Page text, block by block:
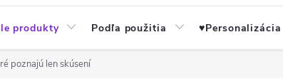
produkty Podľa použitia ♥︎Personalizácia
poznajú len skúsení